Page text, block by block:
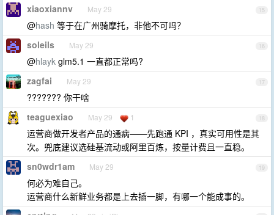
15
xiaoxiannv May 29
@hash 等于在广州骑摩托，非他不可吗？
16
soleils May 29
@hlayk glm5.1 一直都正常吗?
17
zagfai May 29
??????? 你干啥
18
teaguexiao May 29 1
运营商做开发者产品的通病——先跑通 KPI ，真实可用性是其
次。兜底建议选硅基流动或阿里百炼，按量计费且一直稳。
19
sn0wdr1am May 29
何必为难自己。
运营商什么新鲜业务都是上去插一脚，有哪一个能成事的。